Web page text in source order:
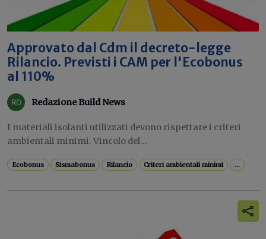
Approvato dal Cdm il decreto-legge
Rilancio. Previsti i CAM per l'Ecobonus
al 110%
Redazione Build News
I materiali isolanti utilizzati devono rispettare i criteri
ambientali minimi. Vincolo del...
Ecobonus Sismabonus Rilancio Criteri ambientali minimi ...